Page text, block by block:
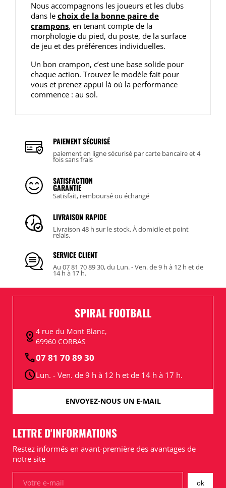
Nous accompagnons les joueurs et les clubs
dans le choix de la bonne paire de
crampons, en tenant compte de la
morphologie du pied, du poste, de la surface
de jeu et des préférences individuelles.
Un bon crampon, c’est une base solide pour
chaque action. Trouvez le modèle fait pour
vous et prenez appui là où la performance
commence : au sol.
PAIEMENT SÉCURISÉ
paiement en ligne sécurisé par carte bancaire et 4
fois sans frais
SATISFACTION
GARANTIE
Satisfait, remboursé ou échangé
LIVRAISON RAPIDE
Livraison 48 h sur le stock. À domicile et point
relais.
SERVICE CLIENT
Au 07 81 70 89 30, du Lun. - Ven. de 9 h à 12 h et de
14 h à 17 h.
SPIRAL FOOTBALL
distance 4 rue du Mont Blanc,
69960 CORBAS
call07 81 70 89 30
scheduleLun. - Ven. de 9 h à 12 h et de 14 h à 17 h.
ENVOYEZ-NOUS UN E-MAIL
LETTRE D'INFORMATIONS
Restez informés en avant-première des avantages de
notre site